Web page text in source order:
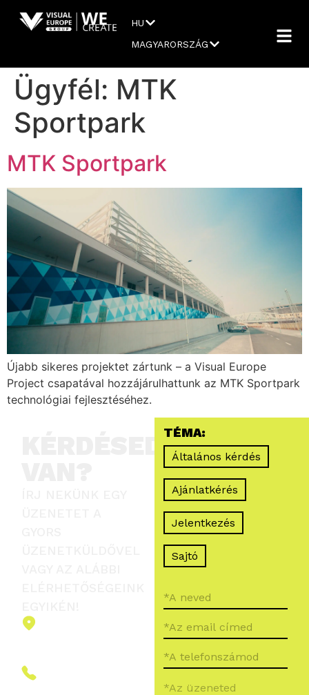
HU
MAGYARORSZÁG
Ügyfél: MTK
Sportpark
MTK Sportpark
Újabb sikeres projektet zártunk – a Visual Europe
Project csapatával hozzájárulhattunk az MTK Sportpark
technológiai fejlesztéséhez.
TÉMA:
Általános kérdés
Ajánlatkérés
Jelentkezés
Sajtó
*Az üzeneted